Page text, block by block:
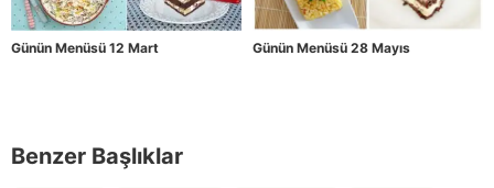
Günün Menüsü 12 Mart Günün Menüsü 28 Mayıs
Benzer Başlıklar